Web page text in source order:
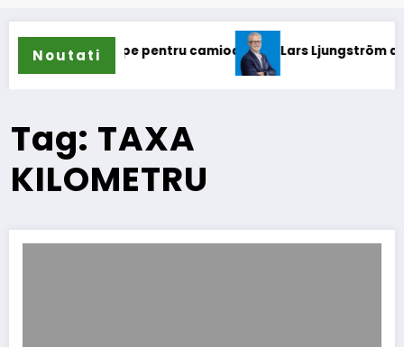
Noutati
de anvelope pentru camioane Lars Ljungström a fost
Tag: TAXA
KILOMETRU